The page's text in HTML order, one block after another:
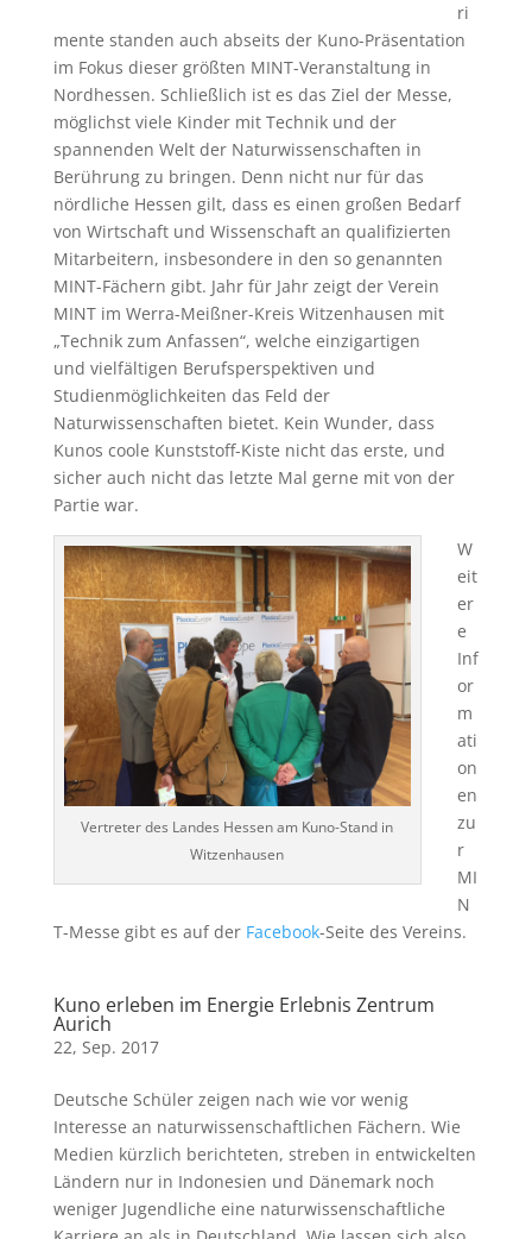
ri
mente standen auch abseits der Kuno-Präsentation
im Fokus dieser größten MINT-Veranstaltung in
Nordhessen. Schließlich ist es das Ziel der Messe,
möglichst viele Kinder mit Technik und der
spannenden Welt der Naturwissenschaften in
Berührung zu bringen. Denn nicht nur für das
nördliche Hessen gilt, dass es einen großen Bedarf
von Wirtschaft und Wissenschaft an qualifizierten
Mitarbeitern, insbesondere in den so genannten
MINT-Fächern gibt. Jahr für Jahr zeigt der Verein
MINT im Werra-Meißner-Kreis Witzenhausen mit
„Technik zum Anfassen“, welche einzigartigen
und vielfältigen Berufsperspektiven und
Studienmöglichkeiten das Feld der
Naturwissenschaften bietet. Kein Wunder, dass
Kunos coole Kunststoff-Kiste nicht das erste, und
sicher auch nicht das letzte Mal gerne mit von der
Partie war.
Vertreter des Landes Hessen am Kuno-Stand in
Witzenhausen
W
eit
er
e
Inf
or
m
ati
on
en
zu
r
MI
N
T-Messe gibt es auf der Facebook-Seite des Vereins.
Kuno erleben im Energie Erlebnis Zentrum
Aurich
22, Sep. 2017
Deutsche Schüler zeigen nach wie vor wenig
Interesse an naturwissenschaftlichen Fächern. Wie
Medien kürzlich berichteten, streben in entwickelten
Ländern nur in Indonesien und Dänemark noch
weniger Jugendliche eine naturwissenschaftliche